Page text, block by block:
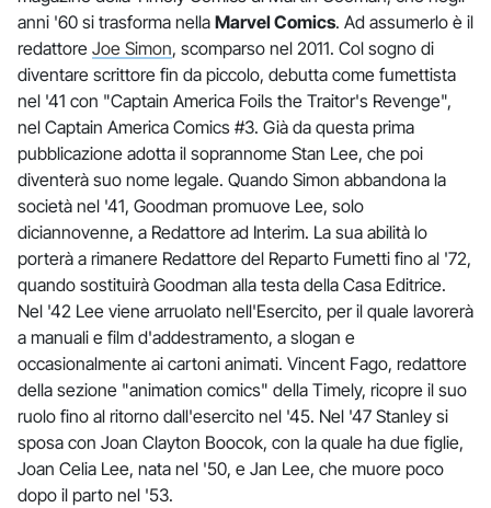
anni '60 si trasforma nella Marvel Comics. Ad assumerlo è il
redattore Joe Simon, scomparso nel 2011. Col sogno di
diventare scrittore fin da piccolo, debutta come fumettista
nel '41 con "Captain America Foils the Traitor's Revenge",
nel Captain America Comics #3. Già da questa prima
pubblicazione adotta il soprannome Stan Lee, che poi
diventerà suo nome legale. Quando Simon abbandona la
società nel '41, Goodman promuove Lee, solo
diciannovenne, a Redattore ad Interim. La sua abilità lo
porterà a rimanere Redattore del Reparto Fumetti fino al '72,
quando sostituirà Goodman alla testa della Casa Editrice.
Nel '42 Lee viene arruolato nell'Esercito, per il quale lavorerà
a manuali e film d'addestramento, a slogan e
occasionalmente ai cartoni animati. Vincent Fago, redattore
della sezione "animation comics" della Timely, ricopre il suo
ruolo fino al ritorno dall'esercito nel '45. Nel '47 Stanley si
sposa con Joan Clayton Boocok, con la quale ha due figlie,
Joan Celia Lee, nata nel '50, e Jan Lee, che muore poco
dopo il parto nel '53.